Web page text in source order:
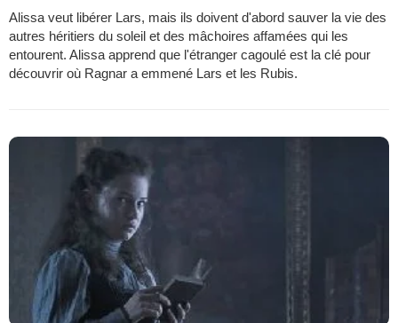
Alissa veut libérer Lars, mais ils doivent d'abord sauver la vie des
autres héritiers du soleil et des mâchoires affamées qui les
entourent. Alissa apprend que l'étranger cagoulé est la clé pour
découvrir où Ragnar a emmené Lars et les Rubis.